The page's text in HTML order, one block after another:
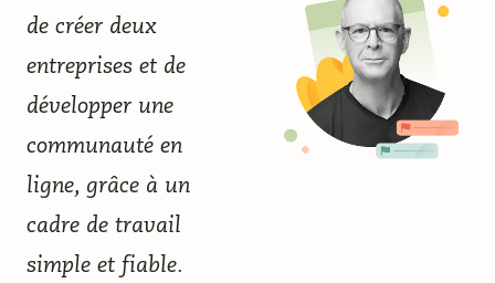
de créer deux
entreprises et de
développer une
communauté en
ligne, grâce à un
cadre de travail
simple et fiable.